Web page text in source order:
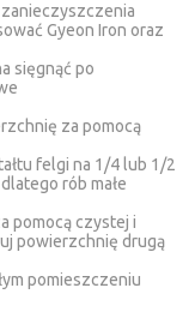
zanieczyszczenia
Gyeon Iron oraz
sięgnąć po
za pomocą
felgi na 1/4 lub 1/2
rób małe
pomocą czystej i
powierzchnię drugą
pomieszczeniu